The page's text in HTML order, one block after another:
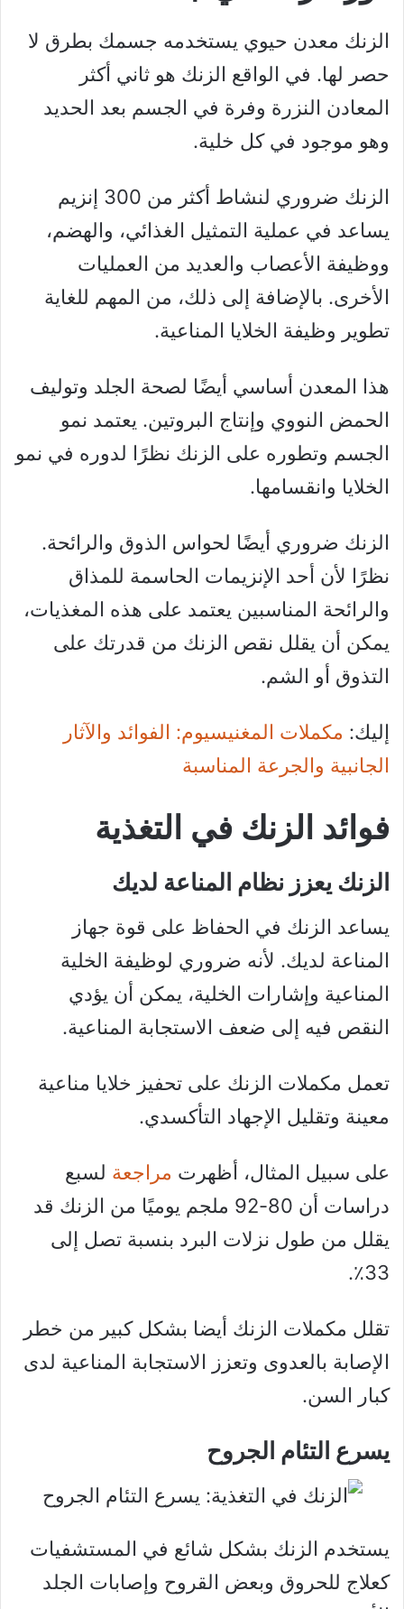
الزنك معدن حيوي يستخدمه جسمك بطرق لا
حصر لها. في الواقع الزنك هو ثاني أكثر
المعادن النزرة وفرة في الجسم بعد الحديد
وهو موجود في كل خلية.
الزنك ضروري لنشاط أكثر من 300 إنزيم
يساعد في عملية التمثيل الغذائي، والهضم،
ووظيفة الأعصاب والعديد من العمليات
الأخرى. بالإضافة إلى ذلك، من المهم للغاية
تطوير وظيفة الخلايا المناعية.
هذا المعدن أساسي أيضًا لصحة الجلد وتوليف
الحمض النووي وإنتاج البروتين. يعتمد نمو
الجسم وتطوره على الزنك نظرًا لدوره في نمو
الخلايا وانقسامها.
الزنك ضروري أيضًا لحواس الذوق والرائحة.
نظرًا لأن أحد الإنزيمات الحاسمة للمذاق
والرائحة المناسبين يعتمد على هذه المغذيات،
يمكن أن يقلل نقص الزنك من قدرتك على
التذوق أو الشم.
إليك: مكملات المغنيسيوم: الفوائد والآثار
الجانبية والجرعة المناسبة
فوائد الزنك في التغذية
الزنك يعزز نظام المناعة لديك
يساعد الزنك في الحفاظ على قوة جهاز
المناعة لديك. لأنه ضروري لوظيفة الخلية
المناعية وإشارات الخلية، يمكن أن يؤدي
النقص فيه إلى ضعف الاستجابة المناعية.
تعمل مكملات الزنك على تحفيز خلايا مناعية
معينة وتقليل الإجهاد التأكسدي.
على سبيل المثال، أظهرت مراجعة لسبع
دراسات أن 80-92 ملجم يوميًا من الزنك قد
يقلل من طول نزلات البرد بنسبة تصل إلى
33٪.
تقلل مكملات الزنك أيضا بشكل كبير من خطر
الإصابة بالعدوى وتعزز الاستجابة المناعية لدى
كبار السن.
يسرع التئام الجروح
يستخدم الزنك بشكل شائع في المستشفيات
كعلاج للحروق وبعض القروح وإصابات الجلد